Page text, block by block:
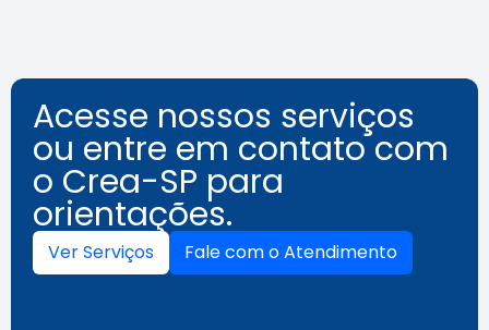
Acesse nossos serviços
ou entre em contato com
o Crea-SP para
orientações.
Ver Serviços Fale com o Atendimento